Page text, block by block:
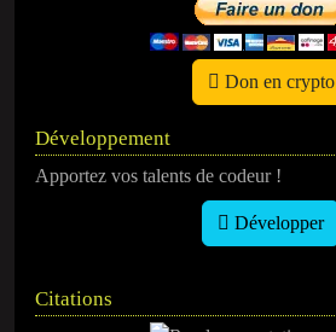
Don en crypto
Développement
Apportez vos talents de codeur !
Développer
Citations